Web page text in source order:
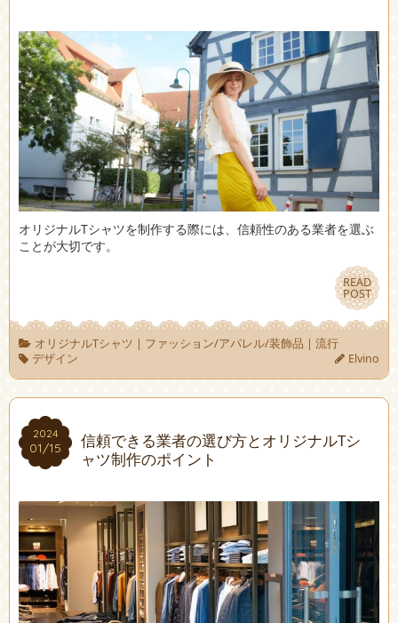
オリジナルTシャツを制作する際には、信頼性のある業者を選ぶ
ことが大切です。
READ
POST
READ
POST
オリジナルTシャツ | ファッション/アパレル/装飾品 | 流行
デザイン
Elvino
2024
01/15
2024
01/15
信頼できる業者の選び方とオリジナルTシ
ャツ制作のポイント